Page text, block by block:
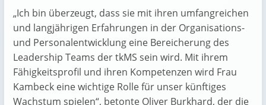
„Ich bin überzeugt, dass sie mit ihren umfangreichen
und langjährigen Erfahrungen in der Organisations-
und Personalentwicklung eine Bereicherung des
Leadership Teams der tkMS sein wird. Mit ihrem
Fähigkeitsprofil und ihren Kompetenzen wird Frau
Kambeck eine wichtige Rolle für unser künftiges
Wachstum spielen“, betonte Oliver Burkhard, der die